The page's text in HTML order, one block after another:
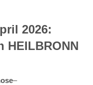
2026:
HEILBRONN
–